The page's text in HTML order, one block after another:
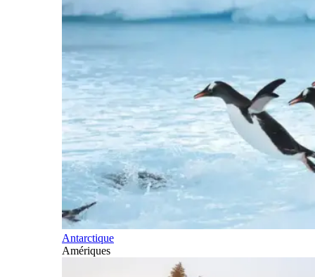
Antarctique
Amériques